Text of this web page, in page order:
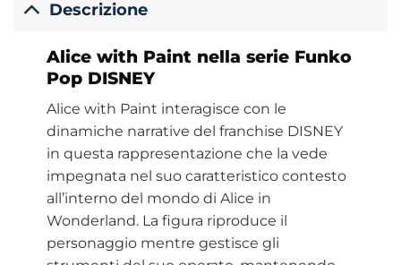
Descrizione
Alice with Paint nella serie Funko
Pop DISNEY
Alice with Paint interagisce con le
dinamiche narrative del franchise DISNEY
in questa rappresentazione che la vede
impegnata nel suo caratteristico contesto
all’interno del mondo di Alice in
Wonderland. La figura riproduce il
personaggio mentre gestisce gli